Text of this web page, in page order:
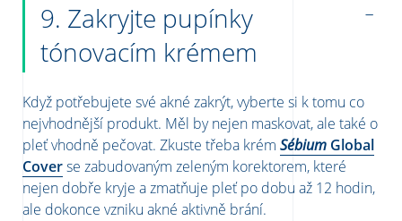
9. Zakryjte pupínky
tónovacím krémem
Když potřebujete své akné zakrýt, vyberte si k tomu co
nejvhodnější produkt. Měl by nejen maskovat, ale také o
pleť vhodně pečovat. Zkuste třeba krém Sébium Global
Coverse zabudovaným zeleným korektorem, které
nejen dobře kryje a zmatňuje pleť po dobu až 12 hodin,
ale dokonce vzniku akné aktivně brání.